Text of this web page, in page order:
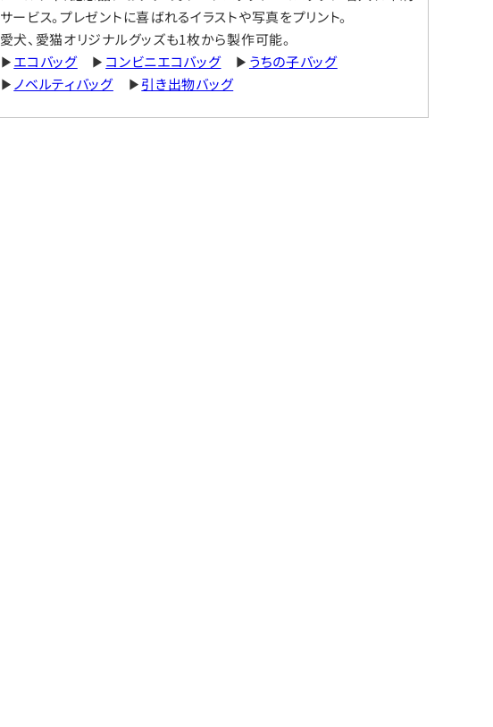
サービス。プレゼントに喜ばれるイラストや写真をプリント。
愛犬、愛猫オリジナルグッズも1枚から製作可能。
▶エコバッグ▶ コンビニエコバッグ▶ うちの子バッグ
▶ ノベルティバッグ▶引き出物バッグ